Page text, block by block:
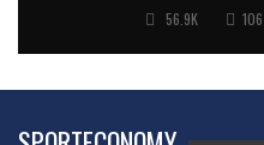
56.9K 106